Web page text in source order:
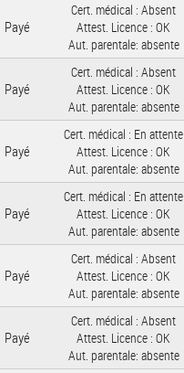
Payé
Cert. médical : Absent
Attest. Licence : OK
Aut. parentale: absente
Payé
Cert. médical : Absent
Attest. Licence : OK
Aut. parentale: absente
Payé
Cert. médical : En attente
Attest. Licence : OK
Aut. parentale: absente
Payé
Cert. médical : En attente
Attest. Licence : OK
Aut. parentale: absente
Payé
Cert. médical : Absent
Attest. Licence : OK
Aut. parentale: absente
Payé
Cert. médical : Absent
Attest. Licence : OK
Aut. parentale: absente